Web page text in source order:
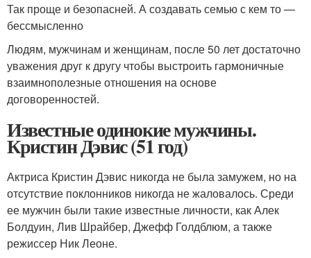
Так проще и безопасней. А создавать семью с кем то —
бессмысленно
Людям, мужчинам и женщинам, после 50 лет достаточно
уважения друг к другу чтобы выстроить гармоничные
взаимнополезные отношения на основе
договоренностей.
Известные одинокие мужчины.
Кристин Дэвис (51 год)
Актриса Кристин Дэвис никогда не была замужем, но на
отсутствие поклонников никогда не жаловалось. Среди
ее мужчин были такие известные личности, как Алек
Болдуин, Лив Шрайбер, Джефф Голдблюм, а также
режиссер Ник Леоне.